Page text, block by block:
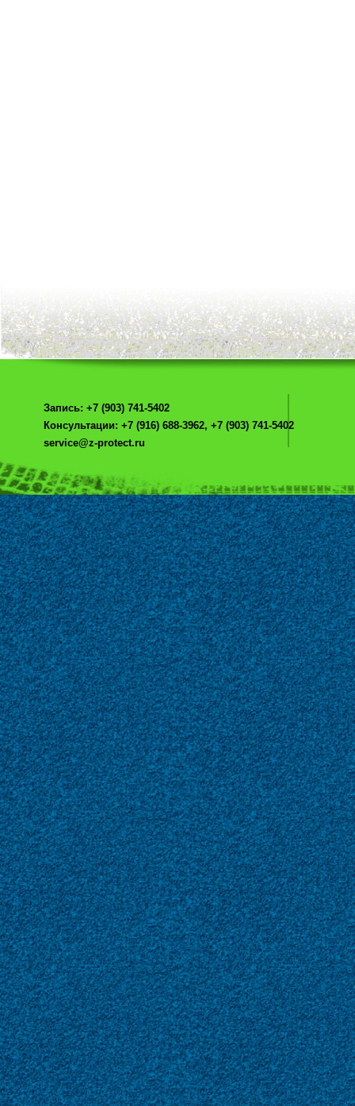
Запись: +7 (903) 741-5402
Консультации: +7 (916) 688-3962, +7 (903) 741-5402
service@z-protect.ru